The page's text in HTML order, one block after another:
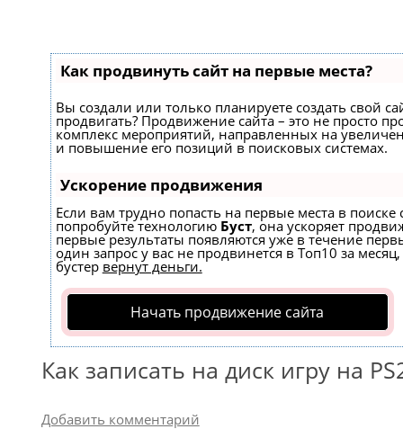
Как продвинуть сайт на первые места?
Вы создали или только планируете создать свой
продвигать? Продвижение сайта – это не просто
комплекс мероприятий, направленных на
и повышение его позиций в поисковых системах.
Ускорение продвижения
Если вам трудно попасть на первые места в поиске
попробуйте технологию Буст, она ускоряет
первые результаты появляются уже в течение
один запрос у вас не продвинется в Топ10 за
бустер вернут деньги.
Начать продвижение сайта
Как записать на диск игру на
Добавить комментарий